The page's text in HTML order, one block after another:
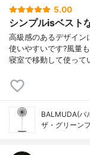
5.00
シンプルisベスト
高級感のあるデザイン
使いやすいです?風量
寝室で移動して使っ
BALMUDA(バ
ザ・グリーン